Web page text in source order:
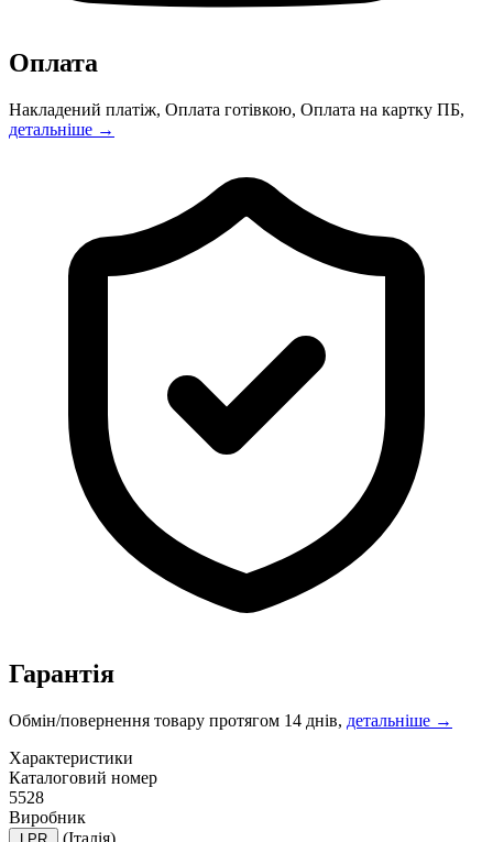
Оплата
Накладений платіж, Оплата готівкою, Оплата на картку ПБ,
детальніше →
Гарантія
Обмін/повернення товару протягом 14 днів, детальніше →
Характеристики
Каталоговий номер
5528
Виробник
(Італія)